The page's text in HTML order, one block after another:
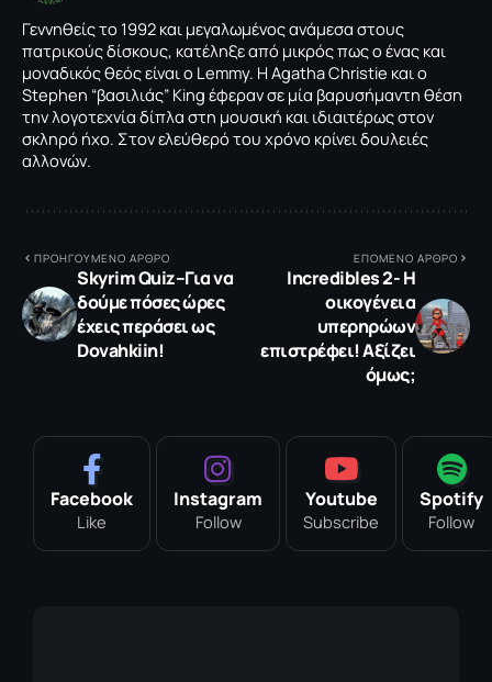
Γεννηθείς το 1992 και μεγαλωμένος ανάμεσα στους
πατρικούς δίσκους, κατέληξε από μικρός πως ο ένας και
μοναδικός θεός είναι o Lemmy. Η Agatha Christie και ο
Stephen “βασιλιάς” Κing έφεραν σε μία βαρυσήμαντη θέση
την λογοτεχνία δίπλα στη μουσική και ιδιαιτέρως στον
σκληρό ήχο. Στον ελεύθερό του χρόνο κρίνει δουλειές
αλλονών.
ΠΡΟΗΓΟΥΜΕΝΟ ΑΡΘΡΟ
Skyrim Quiz–Για να
δούμε πόσες ώρες
έχεις περάσει ως
Dovahkiin!
ΕΠΟΜΕΝΟ ΑΡΘΡΟ
Incredibles 2- H
οικογένεια
υπερηρώων
επιστρέφει! Αξίζει
όμως;
Facebook
Like
Instagram
Follow
Youtube
Subscribe
Spotify
Follow